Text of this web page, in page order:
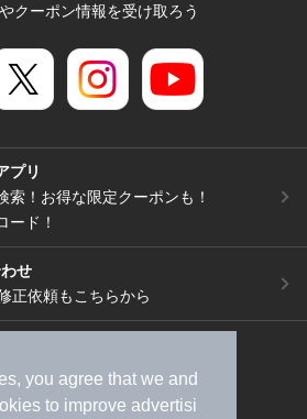
you agree that we and
to improve advertisi
クーポン情報を受け取ろう
プリ
索！お得な限定クーポンも！
ード！
せ
正依頼もこちらから
料請求）
広告出稿のご案内
フスタイルMEMBERS+規約